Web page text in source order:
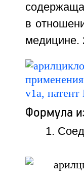
в
медицине.
Формула
1.